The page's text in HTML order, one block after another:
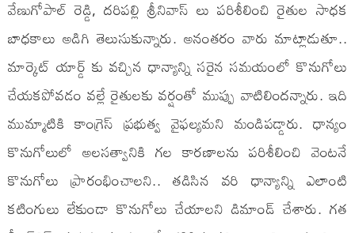
వేణుగోపాల్ రెడ్డి, దరిపల్లి శ్రీనివాస్ లు పరిశీలించి రైతుల సాధక
బాధకాలు అడిగి తెలుసుకున్నారు. అనంతరం వారు మాట్లాడుతూ..
మార్కెట్ యార్డ్ కు వచ్చిన ధాన్యాన్ని సరైన సమయంలో కొనుగోలు
చేయకపోవడం వల్లే రైతులకు వర్షంతో ముప్పు వాటిలిందన్నారు. ఇది
ముమ్మాటికి కాంగ్రెస్ ప్రభుత్వ వైఫల్యమని మండిపడ్డారు. ధాన్యం
కొనుగోలులో అలసత్వానికి గల కారణాలను పరిశీలించి వెంటనే
కొనుగోలు ప్రారంభించాలని.. తడిసిన వరి ధాన్యాన్ని ఎలాంటి
కటింగులు లేకుండా కొనుగోలు చేయాలని డిమాండ్ చేశారు. గత